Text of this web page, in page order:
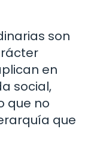
son
en
social,
que no
que